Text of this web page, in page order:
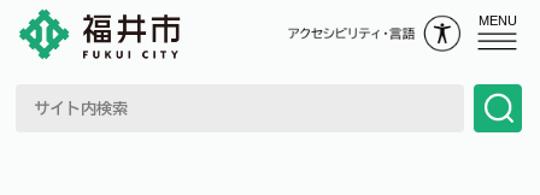
MENU